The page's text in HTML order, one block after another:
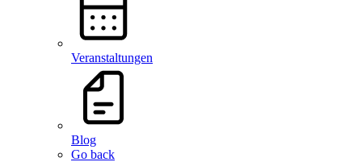
Veranstaltungen
Blog
Go back